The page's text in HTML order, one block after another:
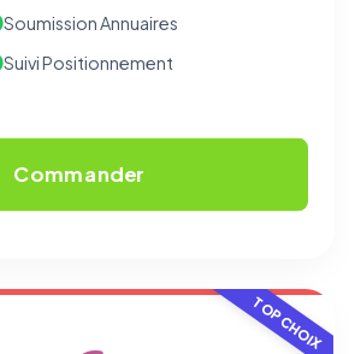
Soumission Annuaires
Suivi Positionnement
Commander
TOP CHOIX